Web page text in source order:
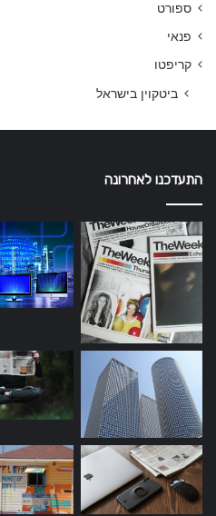
ספורט
פנאי
קריפטו
ביטקוין בישראל
התעדכנו לאחרונה